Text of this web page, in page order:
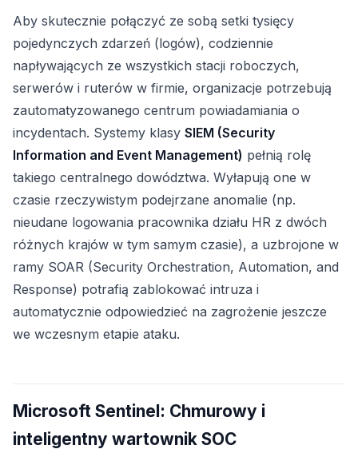
Aby skutecznie połączyć ze sobą setki tysięcy
pojedynczych zdarzeń (logów), codziennie
napływających ze wszystkich stacji roboczych,
serwerów i ruterów w firmie, organizacje potrzebują
zautomatyzowanego centrum powiadamiania o
incydentach. Systemy klasy SIEM (Security
Information and Event Management) pełnią rolę
takiego centralnego dowództwa. Wyłapują one w
czasie rzeczywistym podejrzane anomalie (np.
nieudane logowania pracownika działu HR z dwóch
różnych krajów w tym samym czasie), a uzbrojone w
ramy SOAR (Security Orchestration, Automation, and
Response) potrafią zablokować intruza i
automatycznie odpowiedzieć na zagrożenie jeszcze
we wczesnym etapie ataku.
Microsoft Sentinel: Chmurowy i
inteligentny wartownik SOC